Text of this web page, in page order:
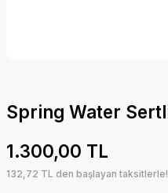
Spring Water
1.300,00 TL
132,72 TL den başlayan taksitlerle!